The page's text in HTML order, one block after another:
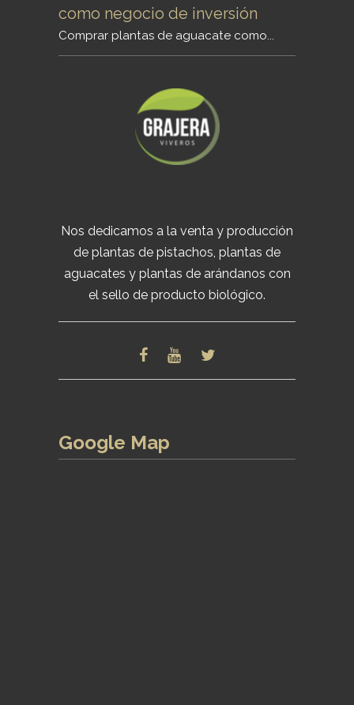
como negocio de inversión
Comprar plantas de aguacate como...
Nos dedicamos a la venta y producción
de plantas de pistachos, plantas de
aguacates y plantas de arándanos con
el sello de producto biológico.
Google Map